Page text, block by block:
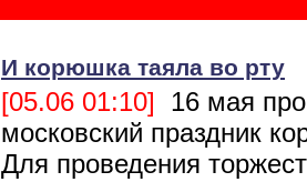
И корюшка таяла во рту
[05.06 01:10] 16 мая
московский праздник
Для проведения